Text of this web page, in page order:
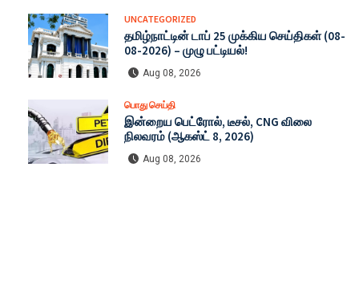
UNCATEGORIZED
தமிழ்நாட்டின் டாப் 25 முக்கிய செய்திகள் (08-
08-2026) – முழு பட்டியல்!
Aug 08, 2026
பொது செய்தி
இன்றைய பெட்ரோல், டீசல், CNG விலை
நிலவரம் (ஆகஸ்ட் 8, 2026)
Aug 08, 2026